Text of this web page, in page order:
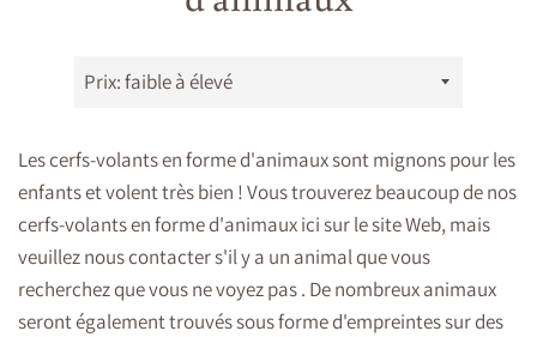
Trier
Les cerfs-volants en forme d'animaux sont mignons pour les
enfants et volent très bien ! Vous trouverez beaucoup de nos
cerfs-volants en forme d'animaux ici sur le site Web, mais
veuillez nous contacter s'il y a un animal que vous
recherchez que vous ne voyez pas. De nombreux animaux
seront également trouvés sous forme d'empreintes sur des